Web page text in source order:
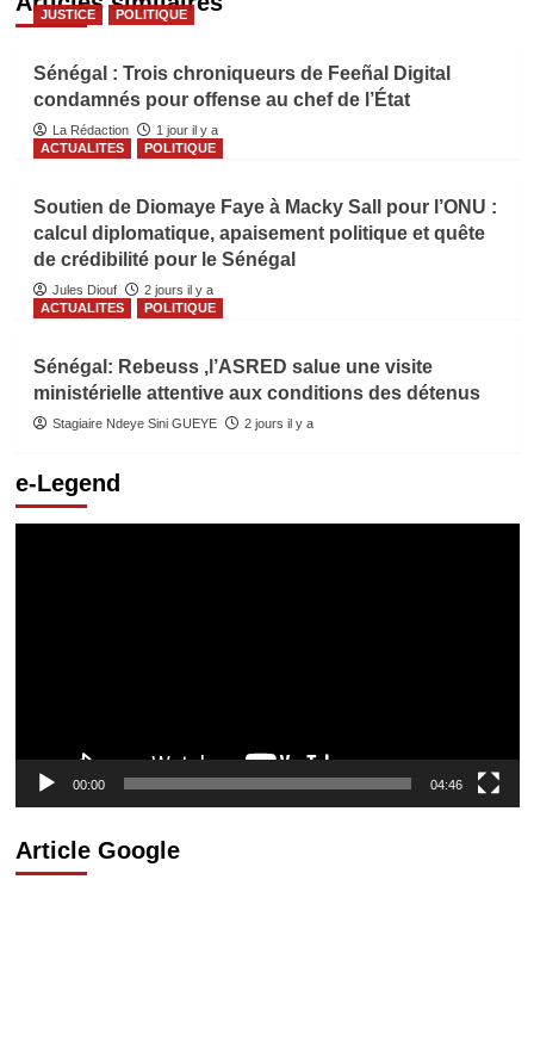
JUSTICE POLITIQUE
Sénégal : Trois chroniqueurs de Feeñal Digital
condamnés pour offense au chef de l’État
La Rédaction
1 jour il y a
ACTUALITES
POLITIQUE
Soutien de Diomaye Faye à Macky Sall pour l’ONU :
calcul diplomatique, apaisement politique et quête
de crédibilité pour le Sénégal
Jules Diouf
2 jours il y a
ACTUALITES
POLITIQUE
Sénégal: Rebeuss ,l’ASRED salue une visite
ministérielle attentive aux conditions des détenus
Stagiaire Ndeye Sini GUEYE 2 jours il y a
e-Legend
00:00 04:46
Article Google